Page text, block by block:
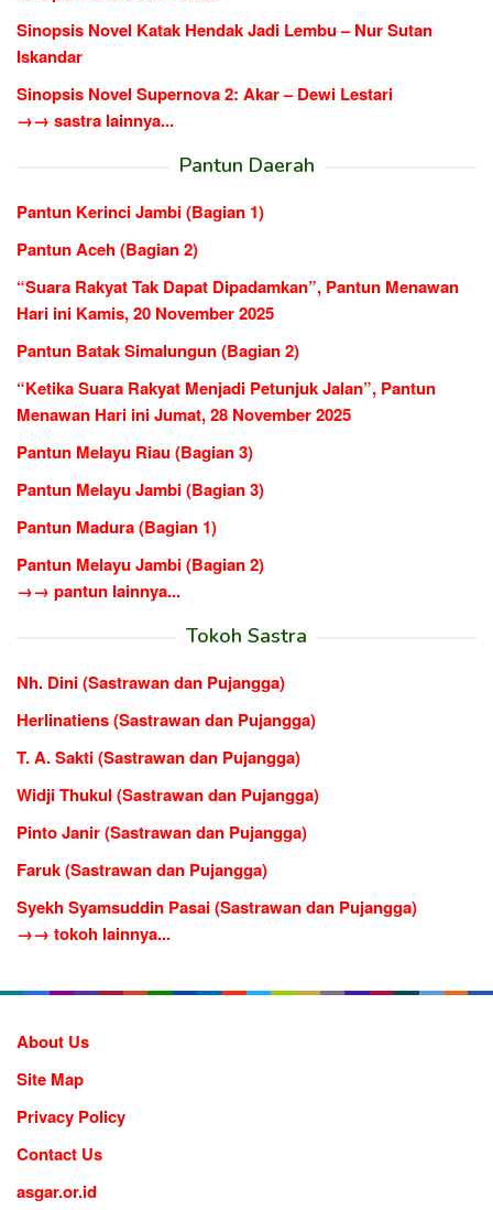
Sinopsis Novel Katak Hendak Jadi Lembu – Nur Sutan
Iskandar
Sinopsis Novel Supernova 2: Akar – Dewi Lestari
→→ sastra lainnya...
Pantun Daerah
Pantun Kerinci Jambi (Bagian 1)
Pantun Aceh (Bagian 2)
“Suara Rakyat Tak Dapat Dipadamkan”, Pantun Menawan
Hari ini Kamis, 20 November 2025
Pantun Batak Simalungun (Bagian 2)
“Ketika Suara Rakyat Menjadi Petunjuk Jalan”, Pantun
Menawan Hari ini Jumat, 28 November 2025
Pantun Melayu Riau (Bagian 3)
Pantun Melayu Jambi (Bagian 3)
Pantun Madura (Bagian 1)
Pantun Melayu Jambi (Bagian 2)
→→ pantun lainnya...
Tokoh Sastra
Nh. Dini (Sastrawan dan Pujangga)
Herlinatiens (Sastrawan dan Pujangga)
T. A. Sakti (Sastrawan dan Pujangga)
Widji Thukul (Sastrawan dan Pujangga)
Pinto Janir (Sastrawan dan Pujangga)
Faruk (Sastrawan dan Pujangga)
Syekh Syamsuddin Pasai (Sastrawan dan Pujangga)
→→ tokoh lainnya...
About Us
Site Map
Privacy Policy
Contact Us
asgar.or.id